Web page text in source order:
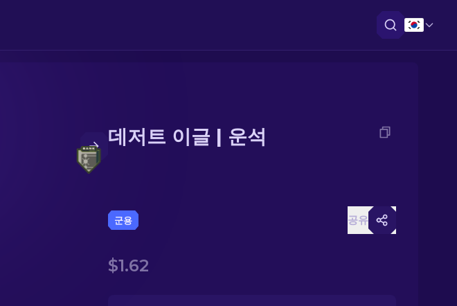
데저트 이글 | 운석
군용 공유
$1.62